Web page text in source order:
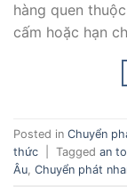
hàng quen
cấm hoặc hạn
Posted in Chuyển
thức
Tagged an
Âu Chuyển phát